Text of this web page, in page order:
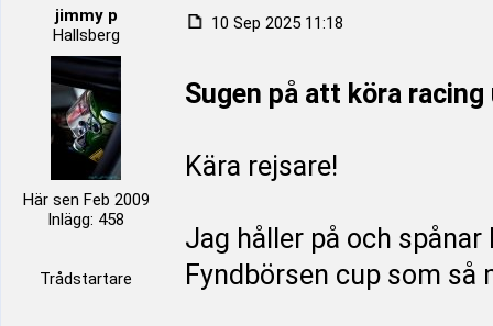
jimmy p
Hallsberg
Här sen Feb 2009
Inlägg: 458
Trådstartare
10 Sep 2025 11:18
Sugen på att köra
Kära rejsare!
Jag håller på och
Fyndbörsen cup som så